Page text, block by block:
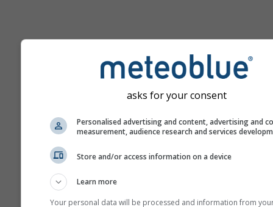
Повече метеорологични
asks for your consent
Personalised advertising and content, advertising and
measurement, audience research and services
Store and/or access information on a device
Learn more
Your personal data will be processed and information from